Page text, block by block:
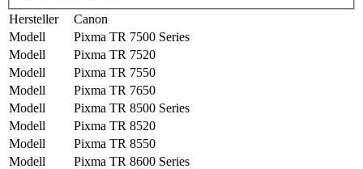
Hersteller
Canon
Modell
Pixma TR 7500 Series
Modell
Pixma TR 7520
Modell
Pixma TR 7550
Modell
Pixma TR 7650
Modell
Pixma TR 8500 Series
Modell
Pixma TR 8520
Modell
Pixma TR 8550
Modell
Pixma TR 8600 Series